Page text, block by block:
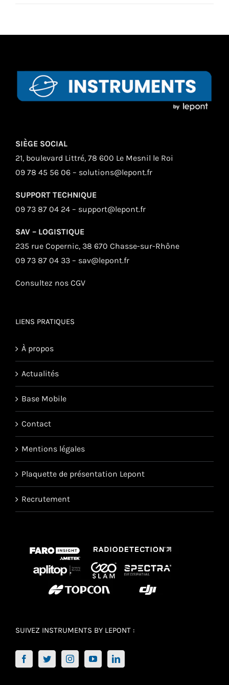
SIÈGE SOCIAL
21, boulevard Littré, 78 600 Le Mesnil le Roi
09 78 45 56 06 – solutions@lepont.fr
SUPPORT TECHNIQUE
09 73 87 04 24 – support@lepont.fr
SAV – LOGISTIQUE
235 rue Copernic, 38 670 Chasse-sur-Rhône
09 73 87 04 33 – sav@lepont.fr
Consultez nos CGV
LIENS PRATIQUES
À propos
Actualités
Base Mobile
Contact
Mentions légales
Plaquette de présentation Lepont
Recrutement
SUIVEZ INSTRUMENTS BY LEPONT :